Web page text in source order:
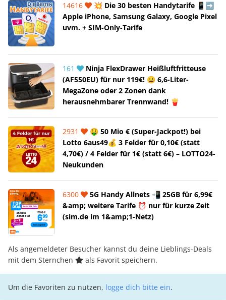
14616
💥 Die 30 besten Handytarife 📱➡️
Apple iPhone, Samsung Galaxy, Google Pixel
uvm. + SIM-Only-Tarife
161
Ninja FlexDrawer Heißluftfritteuse
(AF550EU) für nur 119€! 😀 6,6-Liter-
MegaZone oder 2 Zonen dank
herausnehmbarer Trennwand! 🍟
2931
🤑 50 Mio € (Super-Jackpot!) bei
Lotto 6aus49💰 3 Felder für 0,10€ (statt
4,70€) / 4 Felder für 1€ (statt 6€) – LOTTO24-
Neukunden
6300
5G Handy Allnets 📲 25GB für 6,99€
&amp; weitere Tarife ⏰ nur für kurze Zeit
(sim.de im 1&amp;1-Netz)
Als angemeldeter Besucher kannst du deine Lieblings-Deals
mit dem Sternchen
als Favorit speichern.
Um die Favoriten zu nutzen, logge dich bitte ein.